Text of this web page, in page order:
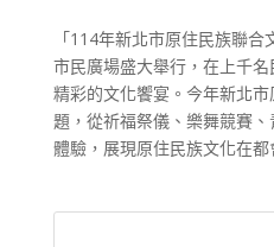
「114年新北市原住民族聯
市民廣場盛大舉行，在上千
精彩的文化饗宴。今年新北
題，從祈福祭儀、樂舞競賽
體驗，展現原住民族文化在